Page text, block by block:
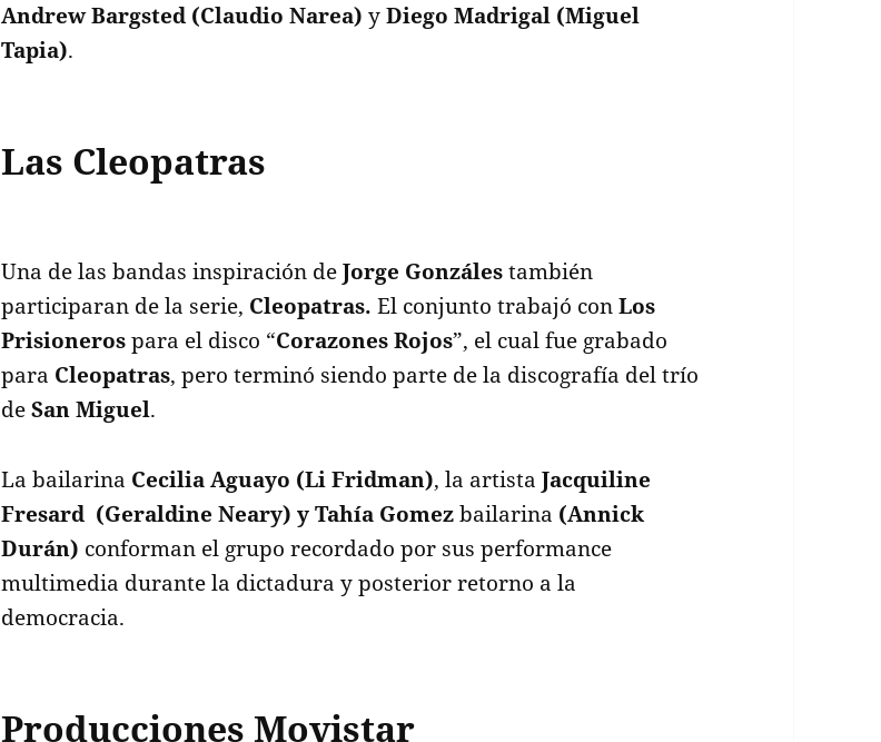
Andrew Bargsted (Claudio Narea) yDiego Madrigal (Miguel
Tapia).
Las Cleopatras
Una de las bandas inspiración deJorge Gonzálestambién
participaran de la serie, Cleopatras.El conjunto trabajó conLos
Prisionerospara el disco “Corazones Rojos”, el cual fue grabado
para Cleopatras, pero terminó siendo parte de la discografía del trío
deSan Miguel.
La bailarina Cecilia Aguayo (Li Fridman), la artistaJacquiline
Fresard (Geraldine Neary) y Tahía Gomezbailarina (Annick
Durán) conforman el grupo recordado por sus performance
multimedia durante la dictadura y posterior retorno a la
democracia.
Producciones Movistar